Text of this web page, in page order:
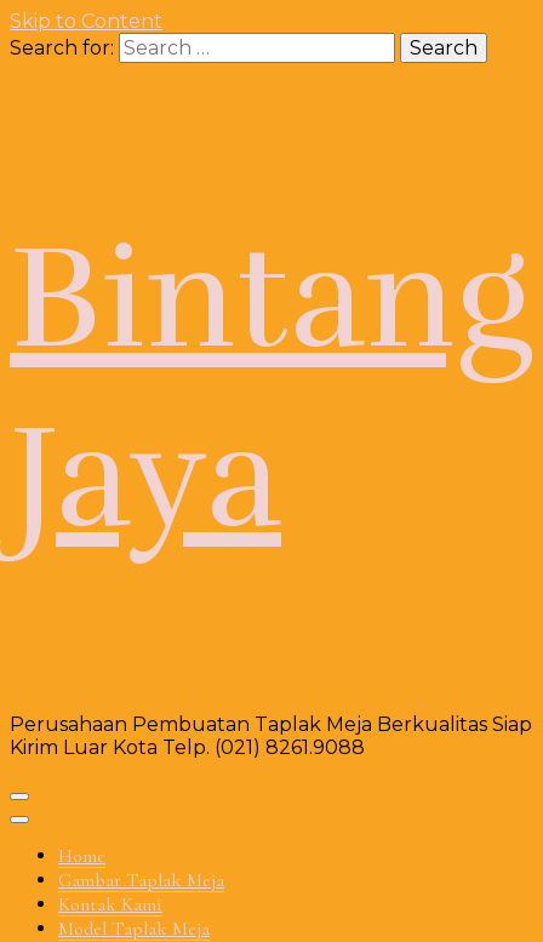
Skip to Content
Search for:
Bintang
Jaya
Perusahaan Pembuatan Taplak Meja Berkualitas Siap
Kirim Luar Kota Telp. (021) 8261.9088
Home
Gambar Taplak Meja
Kontak Kami
Model Taplak Meja